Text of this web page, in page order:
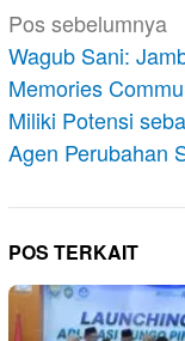
Navigasi
pos
Pos sebelumnya
Wagub Sani:
Memories
Miliki Potensi
Agen Perubahan
POS TERKAIT